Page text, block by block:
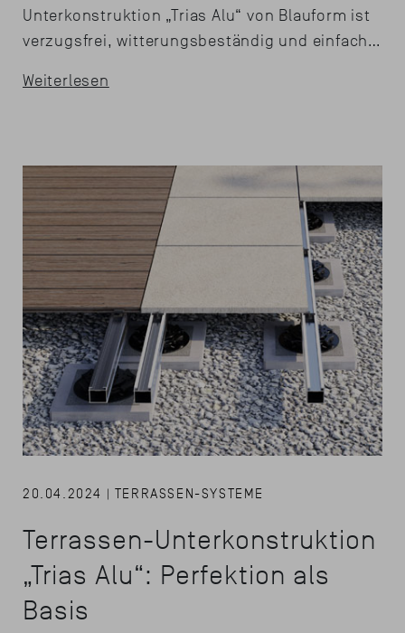
Unterkonstruktion „Trias Alu“ von Blauform ist
verzugsfrei, witterungsbeständig und einfach…
Weiterlesen
20.04.2024 | TERRASSEN-SYSTEME
Terrassen-Unterkonstruktion
„Trias Alu“: Perfektion als
Basis